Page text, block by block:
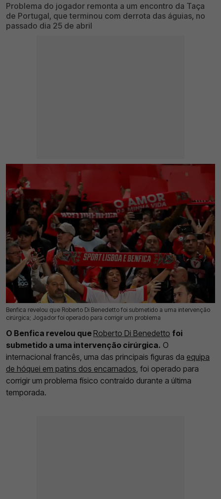
Problema do jogador remonta a um encontro da Taça
de Portugal, que terminou com derrota das águias, no
passado dia 25 de abril
Benfica revelou que Roberto Di Benedetto foi submetido a uma intervenção
cirúrgica; Jogador foi operado para corrigir um problema
02 Jul 2026 | 11:09 | 0
O Benfica revelou queRoberto Di Benedetto foi
submetido a uma intervenção cirúrgica. O
internacional francês, uma das principais figuras da equipa
de hóquei em patins dos encarnados, foi operado para
corrigir um problema físico contraído durante a última
temporada.